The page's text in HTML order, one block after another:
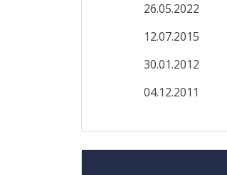
26.05.2022
12.07.2015
30.01.2012
04.12.2011